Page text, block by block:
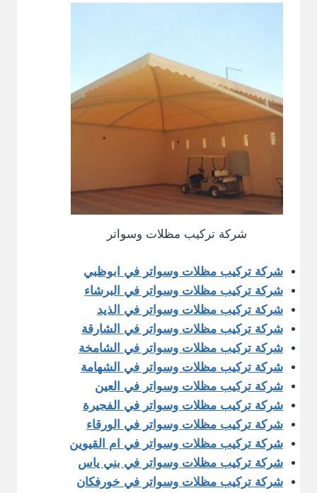
شركة تركيب مظلات وسواتر
شركة تركيب مظلات وسواتر في ابوظبي
شركة تركيب مظلات وسواتر في البرشاء
شركة تركيب مظلات وسواتر في الذيد
شركة تركيب مظلات وسواتر في الشارقة
شركة تركيب مظلات وسواتر في الشامخة
شركة تركيب مظلات وسواتر في الشهامة
شركة تركيب مظلات وسواتر في العين
شركة تركيب مظلات وسواتر في الفجيرة
شركة تركيب مظلات وسواتر في الورقاء
شركة تركيب مظلات وسواتر في ام القيوين
شركة تركيب مظلات وسواتر في بني ياس
شركة تركيب مظلات وسواتر في خورفكان